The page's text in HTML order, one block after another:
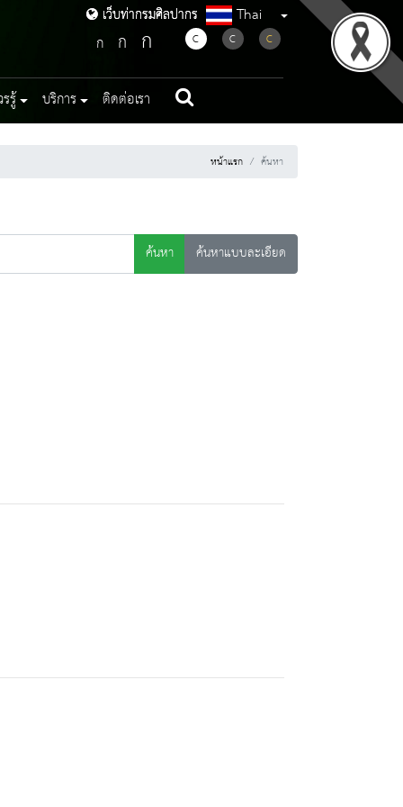
เว็บท่ากรมศิลปากร
เว็บท่ากรมศิลปากร Thai
ก ก ก C C C
รู้ บริการ ติดต่อเรา
หน้าแรก ค้นหา
ค้นหา
ค้นหาแบบละเอียด